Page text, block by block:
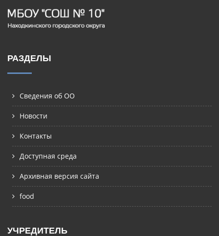
РАЗДЕЛЫ
Сведения об ОО
Новости
Контакты
Доступная среда
Архивная версия сайта
food
УЧРЕДИТЕЛЬ